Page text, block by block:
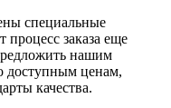
специальные
процесс заказа еще
нашим
доступным ценам,
качества.